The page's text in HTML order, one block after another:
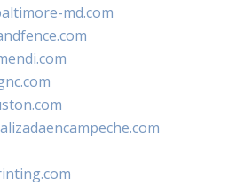
md.com